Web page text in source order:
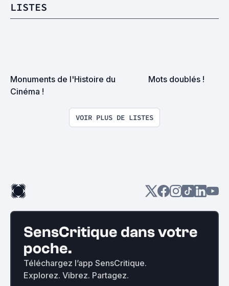
LISTES
Monuments de l'Histoire du
Cinéma !
Mots doublés !
VOIR PLUS DE LISTES
SensCritique dans votre
poche.
Téléchargez l’app SensCritique.
Explorez. Vibrez. Partagez.